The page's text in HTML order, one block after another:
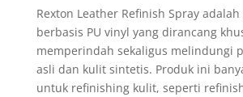
Rexton Leather Refinish Spray
berbasis PU vinyl yang dirancang
memperindah sekaligus melindungi
asli dan kulit sintetis. Produk ini
untuk refinishing kulit, seperti